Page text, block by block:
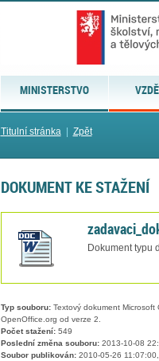
MINISTERSTVO
Titulní stránka| Zpět
DOKUMENT KE STAŽENÍ
Dokument typu
Typ souboru:Textový dokument Microsoft
OpenOffice.org od verze 2.
Počet stažení:549
Poslední změna souboru:2013-10-08
Soubor publikován:2010-05-26 11:07:00,